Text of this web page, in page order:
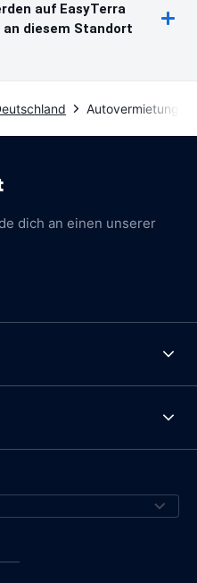
auf EasyTerra
diesem Standort
Autovermietung
dich an einen unserer